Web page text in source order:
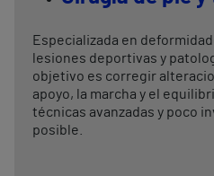
Especializada en
lesiones deportivas y
objetivo es corregir
apoyo, la marcha y el
técnicas avanzadas y poco
posible.